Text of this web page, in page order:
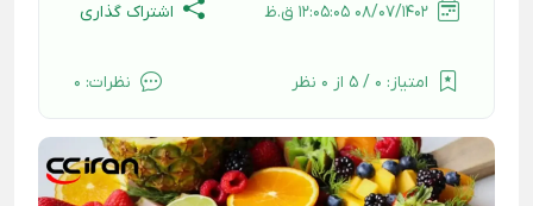
08/07/1402 12:05:05 ق.ظ اشتراک گذاری
امتیاز: 0 / 5 از 0 نظر نظرات: 0